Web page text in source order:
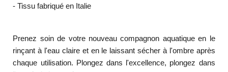
- Tissu fabriqué en Italie
Prenez soin de votre nouveau compagnon aquatique en le
rinçant à l'eau claire et en le laissant sécher à l'ombre après
chaque utilisation. Plongez dans l'excellence, plongez dans